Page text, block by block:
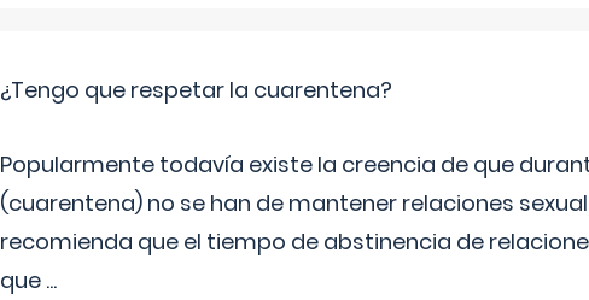
¿Tengo que respetar la cuarentena?
Popularmente todavía existe la creencia de que
(cuarentena) no se han de mantener relaciones
recomienda que el tiempo de abstinencia de
que ...